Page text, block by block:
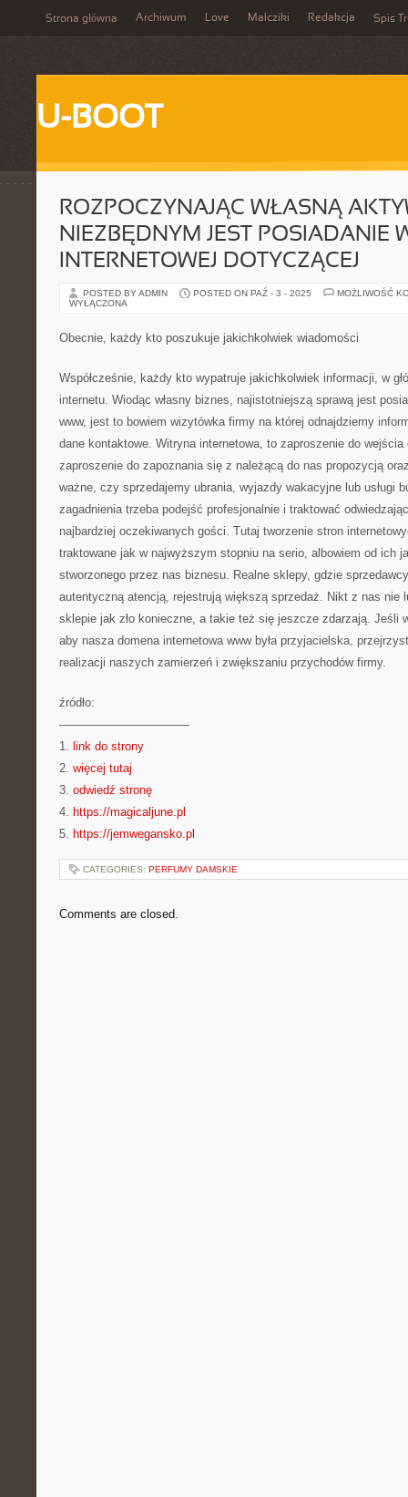
Strona główna Archiwum Love Malcziki Redakcja Spis
U-BOOT
ROZPOCZYNAJĄC WŁASNĄ
NIEZBĘDNYM JEST POSIADANIE
INTERNETOWEJ DOTYCZĄCEJ
POSTED BY ADMIN POSTED ON PAŹ - 3 - 2025
MOŻLIWOŚĆ
WYŁĄCZONA
Obecnie, każdy kto poszukuje jakichkolwiek wiadomości
Współcześnie, każdy kto wypatruje jakichkolwiek informacji, w
internetu. Wiodąc własny biznes, najistotniejszą sprawą jest
www, jest to bowiem wizytówka firmy na której odnajdziemy
dane kontaktowe. Witryna internetowa, to zaproszenie do
zaproszenie do zapoznania się z należącą do nas propozycją
ważne, czy sprzedajemy ubrania, wyjazdy wakacyjne lub usługi
zagadnienia trzeba podejść profesjonalnie i traktować
najbardziej oczekiwanych gości. Tutaj tworzenie stron
traktowane jak w najwyższym stopniu na serio, albowiem od ich
stworzonego przez nas biznesu. Realne sklepy, gdzie
autentyczną atencją, rejestrują większą sprzedaż. Nikt z nas nie
sklepie jak zło konieczne, a takie też się jeszcze zdarzają. Jeśli
aby nasza domena internetowa www była przyjacielska,
realizacji naszych zamierzeń i zwiększaniu przychodów firmy.
źródło:
———————————
1. link do strony
2. więcej tutaj
3. odwiedź stronę
4. https://magicaljune.pl
5. https://jemwegansko.pl
CATEGORIES: PERFUMY DAMSKIE
Comments are closed.